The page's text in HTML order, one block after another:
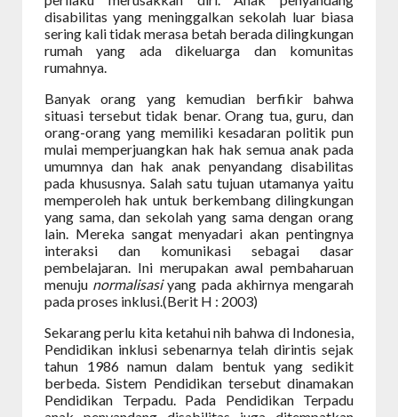
disabilitas yang meninggalkan sekolah luar biasa
sering kali tidak merasa betah berada dilingkungan
rumah yang ada dikeluarga dan komunitas
rumahnya.
Banyak orang yang kemudian berfikir bahwa
situasi tersebut tidak benar. Orang tua, guru, dan
orang-orang yang memiliki kesadaran politik pun
mulai memperjuangkan hak hak semua anak pada
umumnya dan hak anak penyandang disabilitas
pada khususnya. Salah satu tujuan utamanya yaitu
memperoleh hak untuk berkembang dilingkungan
yang sama, dan sekolah yang sama dengan orang
lain. Mereka sangat menyadari akan pentingnya
interaksi dan komunikasi sebagai dasar
pembelajaran. Ini merupakan awal pembaharuan
menuju normalisasiyang pada akhirnya mengarah
pada proses inklusi.(Berit H : 2003)
Sekarang perlu kita ketahui nih bahwa di Indonesia,
Pendidikan inklusi sebenarnya telah dirintis sejak
tahun 1986 namun dalam bentuk yang sedikit
berbeda. Sistem Pendidikan tersebut dinamakan
Pendidikan Terpadu. Pada Pendidikan Terpadu